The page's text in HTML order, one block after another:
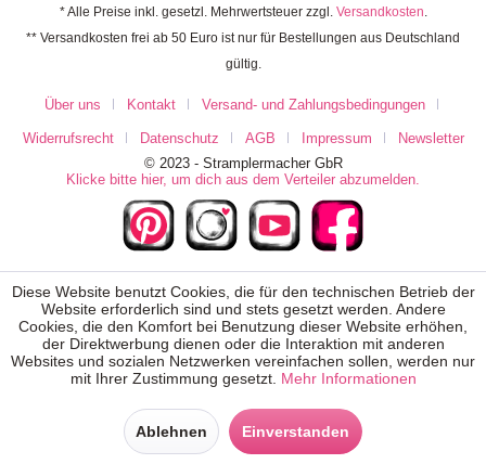
* Alle Preise inkl. gesetzl. Mehrwertsteuer zzgl. Versandkosten
** Versandkosten frei ab 50 Euro ist nur für Bestellungen aus Deutschland
gültig.
Über uns Kontakt Versand- und Zahlungsbedingungen
Widerrufsrecht Datenschutz AGB Impressum
Newsletter
© 2023 - Stramplermacher GbR
Klicke bitte hier, um dich aus dem Verteiler abzumelden.
Diese Website benutzt Cookies, die für den technischen Betrieb der
Website erforderlich sind und stets gesetzt werden. Andere
Cookies, die den Komfort bei Benutzung dieser Website erhöhen,
der Direktwerbung dienen oder die Interaktion mit anderen
Websites und sozialen Netzwerken vereinfachen sollen, werden nur
mit Ihrer Zustimmung gesetzt. Mehr Informationen
Ablehnen Einverstanden